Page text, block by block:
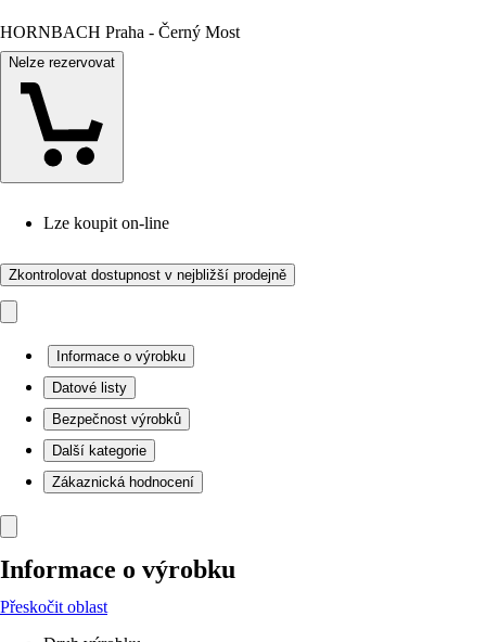
HORNBACH Praha - Černý Most
Nelze rezervovat
Lze koupit on-line
Zkontrolovat dostupnost v nejbližší prodejně
Informace o výrobku
Datové listy
Bezpečnost výrobků
Další kategorie
Zákaznická hodnocení
Informace o výrobku
Přeskočit oblast